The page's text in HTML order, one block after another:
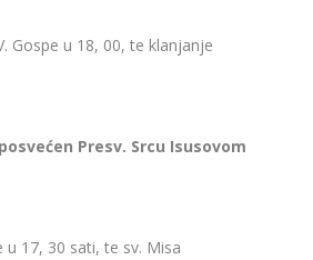
Gospe u 18, 00, te klanjanje
Presv. Srcu Isusovom
u 17, 30 sati, te sv. Misa